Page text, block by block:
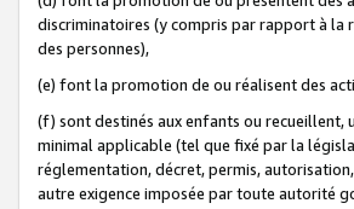
discriminatoires (y compris par rapport à la
des personnes),
(e) font la promotion de ou réalisent des
(f) sont destinés aux enfants ou recueillent,
minimal applicable (tel que fixé par la
réglementation, décret, permis,
autre exigence imposée par toute autorité